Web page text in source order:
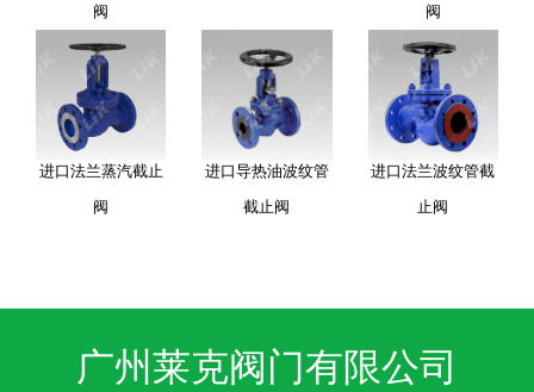
阀
阀
进口法兰蒸汽截止
阀
进口导热油波纹管
截止阀
进口法兰波纹管截
止阀
广州莱克阀门有限公司